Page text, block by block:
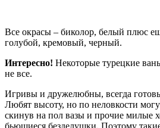
Все окрасы – биколор, белый плюс
голубой, кремовый, черный.
Интересно! Некоторые турецкие
не все.
Игривы и дружелюбны, всегда
Любят высоту, но по неловкости
скинув на пол вазы и прочие милые
бьющиеся безделушки. Поэтому